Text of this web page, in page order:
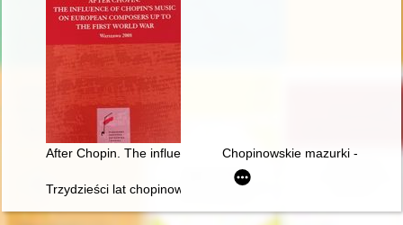
After Chopin. The influence of Chopin's music on European
Chopinowskie mazurki - czyli
Trzydzieści lat chopinowskich festiwali w Antoninie